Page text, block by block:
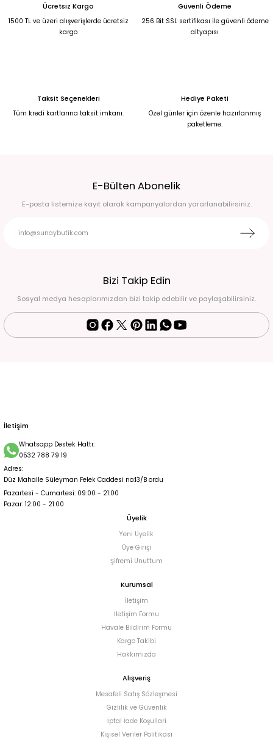
5.250,00 TL
Bebek Mavisi Şifon Uzun Abiye 50 Saks Mavisi Şifon Yırtmaçlı Abiye 50
4.500,00 TL
Siyah-Mavi İşlemeli Halter Yaka Uzun Abiye Elbise Standart
Ücretsiz Kargo
1500 TL ve üzeri alışverişlerde ücretsiz
kargo
Güvenli Ödeme
256 Bit SSL sertifikası ile güvenli ödeme
altyapısı
Taksit Seçenekleri
Tüm kredi kartlarına taksit imkanı.
Hediye Paketi
Özel günler için özenle hazırlanmış
paketleme.
E-Bülten Abonelik
E-posta listemize kayıt olarak kampanyalardan yararlanabilirsiniz.
Bizi Takip Edin
Sosyal medya hesaplarımızdan bizi takip edebilir ve paylaşabilirsiniz.
İletişim
Whatsapp Destek Hattı:
0532 788 79 19
Adres:
Düz Mahalle Süleyman Felek Caddesi no:13/B ordu
Pazartesi - Cumartesi: 09:00 - 21:00
Pazar: 12:00 - 21:00
Üyelik
Yeni Üyelik
Üye Girişi
Şifremi Unuttum
Kurumsal
İletişim
İletişim Formu
Havale Bildirim Formu
Kargo Takibi
Hakkımızda
Alışveriş
Mesafeli Satış Sözleşmesi
Gizlilik ve Güvenlik
İptal İade Koşullari
Kişisel Veriler Politikası